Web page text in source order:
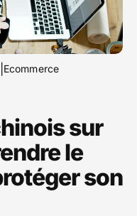
Ecommerce
sur
le
son